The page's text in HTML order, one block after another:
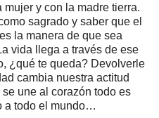
y con la madre tierra.
sagrado y saber que el
la manera de que sea
vida llega a través de ese
¿qué te queda? Devolverle
cambia nuestra actitud
une al corazón todo es
a todo el mundo…